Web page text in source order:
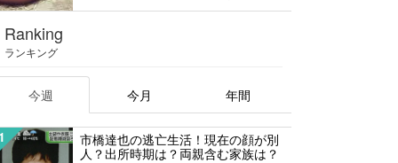
Ranking
ランキング
今週 今月 年間
市橋達也の逃亡生活！現在の顔が別
人？出所時期は？両親含む家族は？